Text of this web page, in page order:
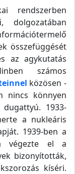
rendszerben
dolgozatában
összefüggését
az agykutatás
számos
közösen -
nincs könnyen
1933-
a nukleáris
1939-ben a
végezte el a
bizonyították,
kíséri.